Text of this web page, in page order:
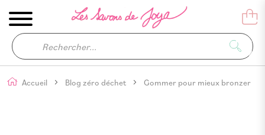
Accueil Blog zéro déchet Gommer pour mieux bronzer